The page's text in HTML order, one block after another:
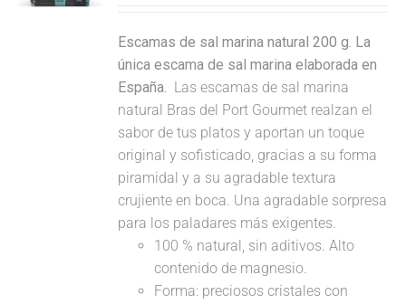
Escamas de sal marina natural 200 g. La
única escama de sal marina elaborada en
España. Las escamas de sal marina
natural Bras del Port Gourmet realzan el
sabor de tus platos y aportan un toque
original y sofisticado, gracias a su forma
piramidal y a su agradable textura
crujiente en boca. Una agradable sorpresa
para los paladares más exigentes.
100 % natural, sin aditivos. Alto
contenido de magnesio.
Forma: preciosos cristales con